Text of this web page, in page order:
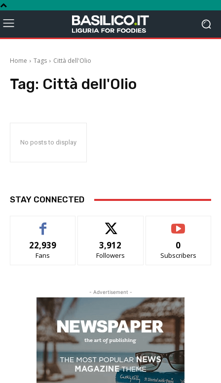
Home Tags Città dell'Olio
Tag: Città dell'Olio
No posts to display
STAY CONNECTED
22,939
Fans
3,912
Followers
0
Subscribers
- Advertisement -